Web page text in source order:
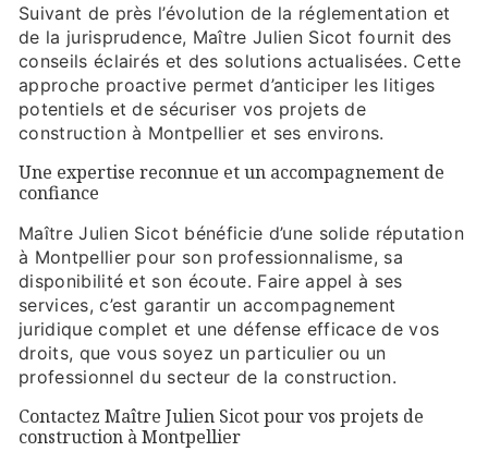
Suivant de près l’évolution de la réglementation et
de la jurisprudence, Maître Julien Sicot fournit des
conseils éclairés et des solutions actualisées. Cette
approche proactive permet d’anticiper les litiges
potentiels et de sécuriser vos projets de
construction à Montpellier et ses environs.
Une expertise reconnue et un accompagnement de
confiance
Maître Julien Sicot bénéficie d’une solide réputation
à Montpellier pour son professionnalisme, sa
disponibilité et son écoute. Faire appel à ses
services, c’est garantir un accompagnement
juridique complet et une défense efficace de vos
droits, que vous soyez un particulier ou un
professionnel du secteur de la construction.
Contactez Maître Julien Sicot pour vos projets de
construction à Montpellier